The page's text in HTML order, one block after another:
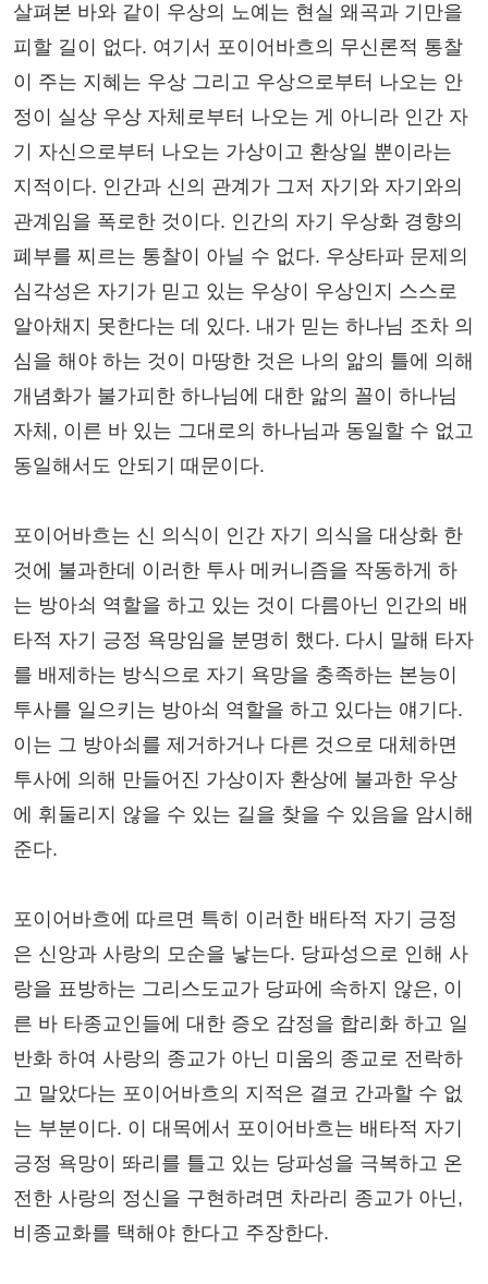
살펴본 바와 같이 우상의 노예는 현실 왜곡과 기만을
피할 길이 없다. 여기서 포이어바흐의 무신론적 통찰
이 주는 지혜는 우상 그리고 우상으로부터 나오는 안
정이 실상 우상 자체로부터 나오는 게 아니라 인간 자
기 자신으로부터 나오는 가상이고 환상일 뿐이라는
지적이다. 인간과 신의 관계가 그저 자기와 자기와의
관계임을 폭로한 것이다. 인간의 자기 우상화 경향의
폐부를 찌르는 통찰이 아닐 수 없다. 우상타파 문제의
심각성은 자기가 믿고 있는 우상이 우상인지 스스로
알아채지 못한다는 데 있다. 내가 믿는 하나님 조차 의
심을 해야 하는 것이 마땅한 것은 나의 앎의 틀에 의해
개념화가 불가피한 하나님에 대한 앎의 꼴이 하나님
자체, 이른 바 있는 그대로의 하나님과 동일할 수 없고
동일해서도 안되기 때문이다.
포이어바흐는 신 의식이 인간 자기 의식을 대상화 한
것에 불과한데 이러한 투사 메커니즘을 작동하게 하
는 방아쇠 역할을 하고 있는 것이 다름아닌 인간의 배
타적 자기 긍정 욕망임을 분명히 했다. 다시 말해 타자
를 배제하는 방식으로 자기 욕망을 충족하는 본능이
투사를 일으키는 방아쇠 역할을 하고 있다는 얘기다.
이는 그 방아쇠를 제거하거나 다른 것으로 대체하면
투사에 의해 만들어진 가상이자 환상에 불과한 우상
에 휘둘리지 않을 수 있는 길을 찾을 수 있음을 암시해
준다.
포이어바흐에 따르면 특히 이러한 배타적 자기 긍정
은 신앙과 사랑의 모순을 낳는다. 당파성으로 인해 사
랑을 표방하는 그리스도교가 당파에 속하지 않은, 이
른 바 타종교인들에 대한 증오 감정을 합리화 하고 일
반화 하여 사랑의 종교가 아닌 미움의 종교로 전락하
고 말았다는 포이어바흐의 지적은 결코 간과할 수 없
는 부분이다. 이 대목에서 포이어바흐는 배타적 자기
긍정 욕망이 똬리를 틀고 있는 당파성을 극복하고 온
전한 사랑의 정신을 구현하려면 차라리 종교가 아닌,
비종교화를 택해야 한다고 주장한다.